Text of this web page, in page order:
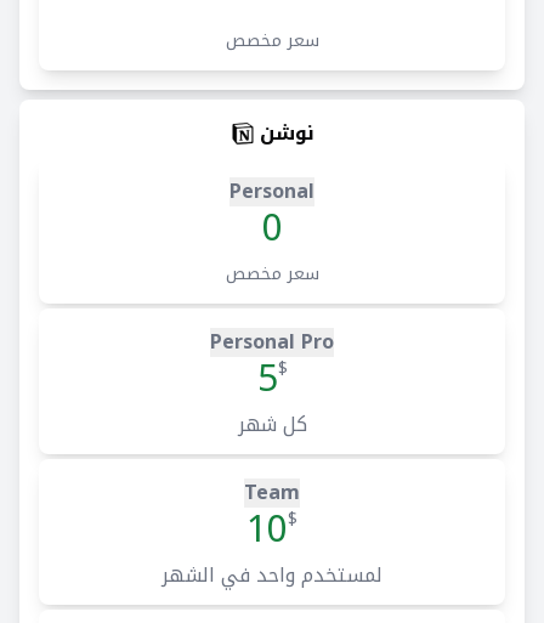
سعر مخصص
نوشن
Personal
0
سعر مخصص
Personal Pro
$
5
كل شهر
Team
$
10
لمستخدم واحد في الشهر